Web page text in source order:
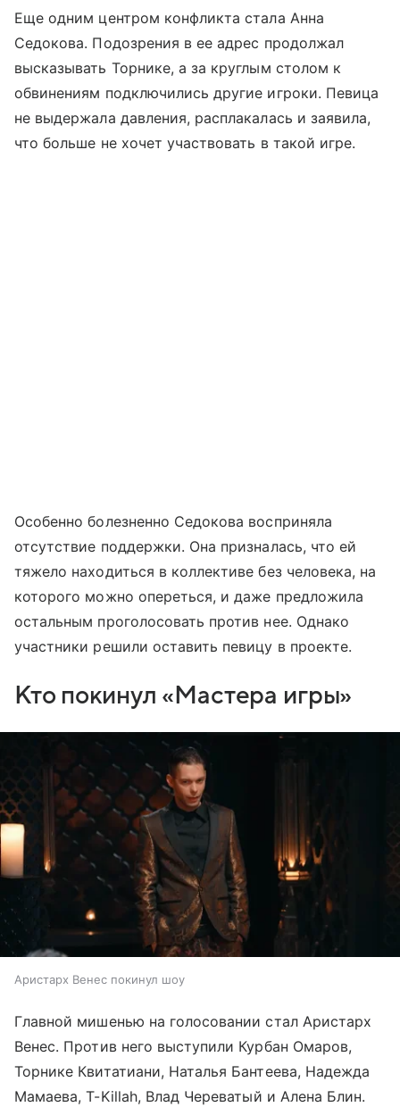
Еще одним центром конфликта стала Анна
Седокова. Подозрения в ее адрес продолжал
высказывать Торнике, а за круглым столом к
обвинениям подключились другие игроки. Певица
не выдержала давления, расплакалась и заявила,
что больше не хочет участвовать в такой игре.
Особенно болезненно Седокова восприняла
отсутствие поддержки. Она призналась, что ей
тяжело находиться в коллективе без человека, на
которого можно опереться, и даже предложила
остальным проголосовать против нее. Однако
участники решили оставить певицу в проекте.
Кто покинул «Мастера игры»
Аристарх Венес покинул шоу
Главной мишенью на голосовании стал Аристарх
Венес. Против него выступили Курбан Омаров,
Торнике Квитатиани, Наталья Бантеева, Надежда
Мамаева, T-Killah, Влад Череватый и Алена Блин.